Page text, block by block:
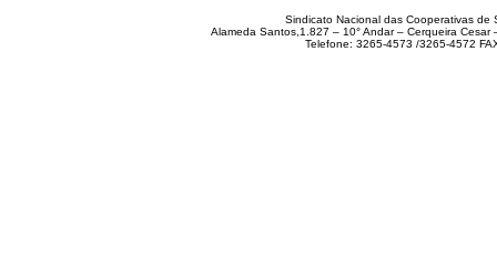
Sindicato Nacional das Cooperativas de
Alameda Santos,1.827 – 10° Andar – Cerqueira
Telefone: 3265-4573 /3265-4572